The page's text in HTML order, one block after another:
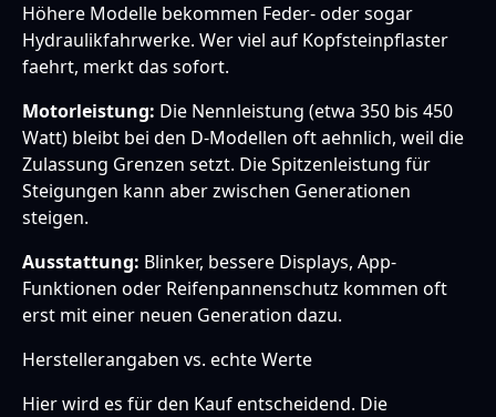
Höhere Modelle bekommen Feder- oder sogar
Hydraulikfahrwerke. Wer viel auf Kopfsteinpflaster
faehrt, merkt das sofort.
Motorleistung: Die Nennleistung (etwa 350 bis 450
Watt) bleibt bei den D-Modellen oft aehnlich, weil die
Zulassung Grenzen setzt. Die Spitzenleistung für
Steigungen kann aber zwischen Generationen
steigen.
Ausstattung: Blinker, bessere Displays, App-
Funktionen oder Reifenpannenschutz kommen oft
erst mit einer neuen Generation dazu.
Herstellerangaben vs. echte Werte
Hier wird es für den Kauf entscheidend. Die